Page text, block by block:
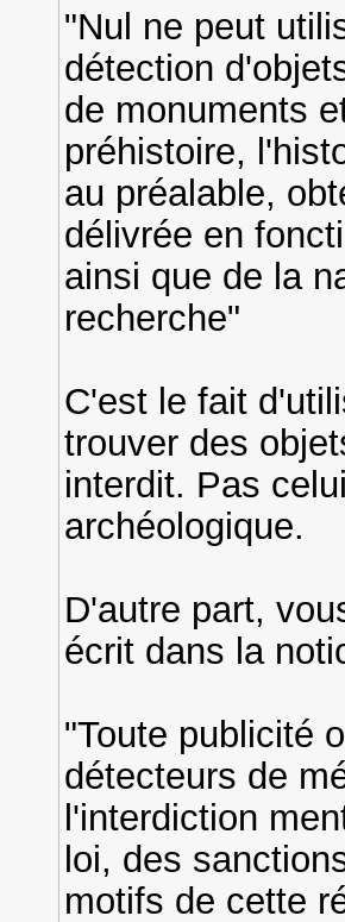
"Nul ne peut
détection
de monuments
préhistoire,
au préalable,
délivrée en
ainsi que de la
recherche"
C'est le fait
trouver des
interdit. Pas
archéologique.
D'autre part,
écrit dans la
"Toute publicité
détecteurs de
l'interdiction
loi, des
motifs de cette